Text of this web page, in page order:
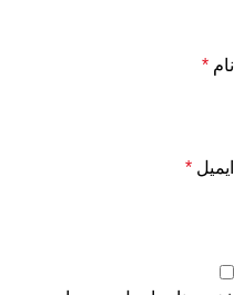
نام *
ایمیل *